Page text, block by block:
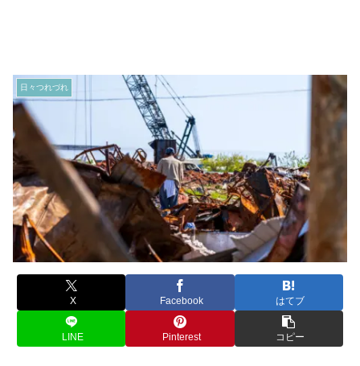
日々つれづれ
X Facebook はてブ
LINE Pinterest コピー